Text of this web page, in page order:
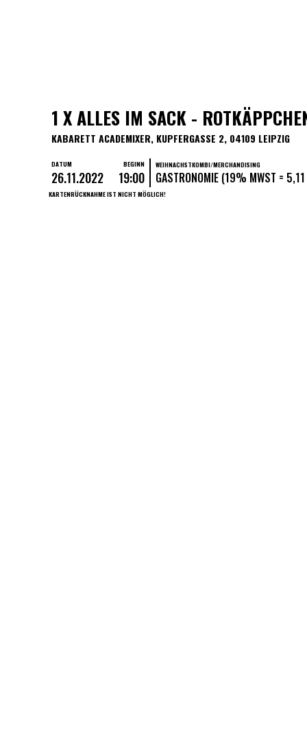
1 X ALLES IM SACK -
KABARETT ACADEMIXER, KUPFERGASSE 2, 04109 LEIPZIG
DATUM
26.11.2022
BEGINN
19:00
WEIHNACHSTKOMBI/MERCHANDISING
GASTRONOMIE (19% MWST =
KARTENRÜCKNAHME IST NICHT MÖGLICH!